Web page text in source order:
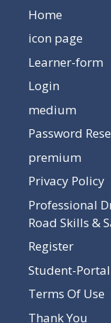
Home
icon page
Learner-form
Login
medium
Password
premium
Privacy Policy
Professional
Road Skills &
Register
Student-Portal
Terms Of Use
Thank You